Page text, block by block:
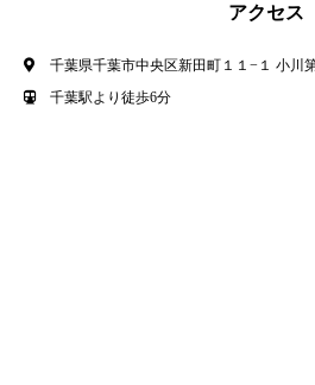
アクセス
千葉県千葉市中央区新田町１１−１ 小川
千葉駅より徒歩6分